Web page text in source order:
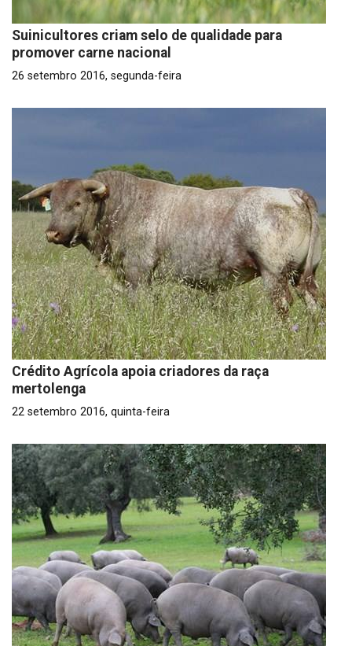
Suinicultores criam selo de qualidade para
promover carne nacional
26 setembro 2016, segunda-feira
Crédito Agrícola apoia criadores da raça
mertolenga
22 setembro 2016, quinta-feira